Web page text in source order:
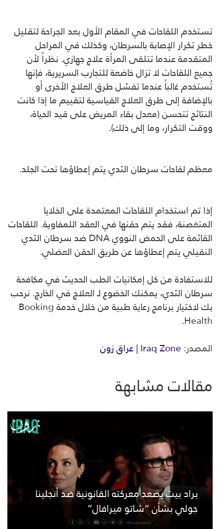
تستخدم اللقاحات في المقام الأول بعد الجراحة لتقليل
خطر تكرار الإصابة بالسرطان، وكذلك في المراحل
المتقدمة عندما تتلقى المرأة علاج جهازي. نظراً لأن
جميع اللقاحات لا تزال خاضعة للتجارب السريرية، فإنها
تُستخدم غالباً عندما تفشل طرق العلاج الأخرى أو
بالإضافة إلى طرق العلاج القياسية لتقييم ما إذا كانت
النتائج تتحسن (معدل بقاء المريض على قيد الحياة،
ووقت التكرار، وما إلى ذلك).
معظم لقاحات سرطان الثدي يتم إعطاؤها تحت الجلد.
إذا تم استخدام اللقاحات المعتمدة على الخلايا
المتغصنة، فقد يتم حقنها في العقد اللمفاوية. اللقاحات
القائمة على الحمض النووي DNA ضد سرطان الثدي
النقيلي يتم إعطاؤها عن طريق الحقن العضلي.
للاستفادة من كل إمكانيات الطب الحديث في مكافحة
سرطان الثدي، يمكنك الخضوع لـ العلاج في الخارج. نرحب
بك لاختيار برنامج رعاية طبية من خلال خدمة Booking
Health.
المصدر:Iraq Zone | عراق زون
مقالات مشابهة
براد بيت يصعد معركته القانونية ضد أنجلينا
جولي بشأن “شاتو ميرافال”